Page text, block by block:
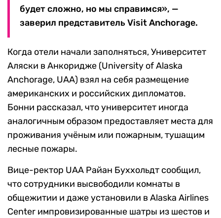
будет сложно, но мы справимся», —
заверил представитель Visit Anchorage.
Когда отели начали заполняться, Университет
Аляски в Анкоридже (University of Alaska
Anchorage, UAA) взял на себя размещение
американских и российских дипломатов.
Бонни рассказал, что университет иногда
аналогичным образом предоставляет места для
проживания учёным или пожарным, тушащим
лесные пожары.
Вице-ректор UAA Райан Буххольдт сообщил,
что сотрудники высвободили комнаты в
общежитии и даже установили в Alaska Airlines
Center импровизированные шатры из шестов и